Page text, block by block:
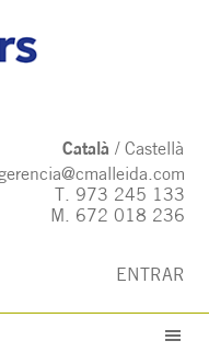
Català
Castellà
T. 973 245 133
M. 672 018 236
ENTRAR